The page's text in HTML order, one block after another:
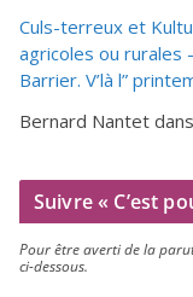
Culs-terreux et
agricoles ou rurales
Barrier. V’là l”
Bernard Nantet dans
Suivre « C’est
Pour être aver­ti de la
ci-dessous.